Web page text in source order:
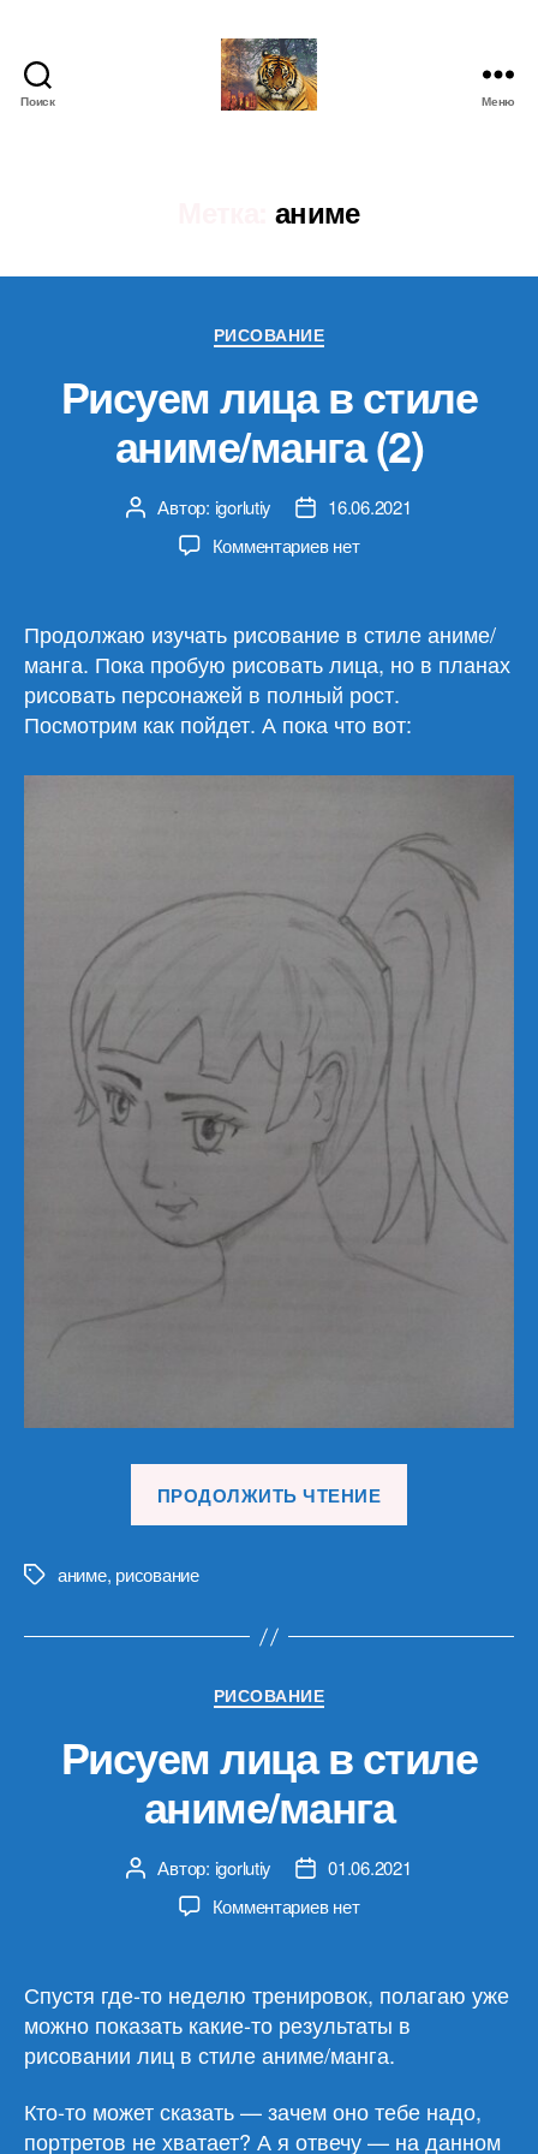
Поиск Меню
аниме
Рубрики
РИСОВАНИЕ
Рисуем лица в стиле
аниме/манга (2)
Автор
записи
Автор: igorlutiy
Дата16.06.2021
Комментариевк
в
стиле
аниме/
манга
нет
Продолжаю изучать рисование в стиле аниме/
манга. Пока пробую рисовать лица, но в планах
рисовать персонажей в полный рост.
Посмотрим как пойдет. А пока что вот:
ПРОДОЛЖИТЬ ЧТЕНИЕ
манга
Меткианиме, рисование
Рубрики
РИСОВАНИЕ
Рисуем лица в стиле
аниме/манга
Автор
записи
Автор: igorlutiy
Дата01.06.2021
Комментариевк
в
стиле
аниме/
нет
Спустя где-то неделю тренировок, полагаю уже
можно показать какие-то результаты в
рисовании лиц в стиле аниме/манга.
Кто-то может сказать — зачем оно тебе надо,
портретов не хватает? А я отвечу — на данном